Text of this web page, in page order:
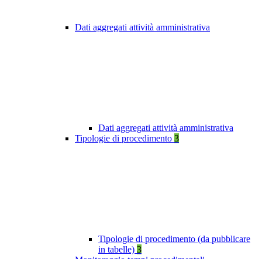
Dati aggregati attività amministrativa
Dati aggregati attività amministrativa
Tipologie di procedimento 3
Tipologie di procedimento (da pubblicare
in tabelle) 3